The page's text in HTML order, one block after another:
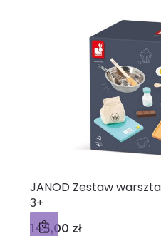
JANOD Zestaw
3+
Cena
145,00 zł